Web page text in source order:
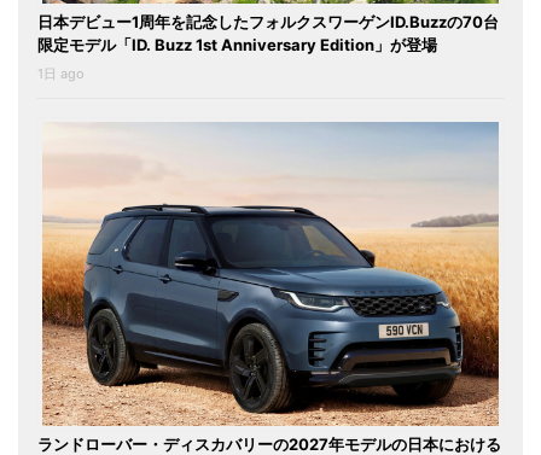
日本デビュー1周年を記念したフォルクスワーゲンID.Buzzの70台
限定モデル「ID. Buzz 1st Anniversary Edition」が登場
1日 ago
ランドローバー・ディスカバリーの2027年モデルの日本における